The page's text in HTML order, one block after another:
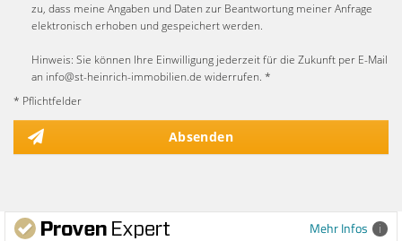
zu, dass meine Angaben und Daten zur Beantwortung meiner Anfrage
elektronisch erhoben und gespeichert werden.
Hinweis: Sie können Ihre Einwilligung jederzeit für die Zukunft per E-Mail
an info@st-heinrich-immobilien.de widerrufen. *
* Pflichtfelder
Absenden
Mehr Infos